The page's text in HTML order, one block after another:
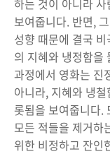
하는 것이 아니라
보여줍니다. 반면,
성향 때문에 결국
의 지혜와 냉정함을
과정에서 영화는 진
아니라, 지혜와 냉
롯됨을 보여줍니다.
모든 적들을 제거하
위한 비정하고 잔인